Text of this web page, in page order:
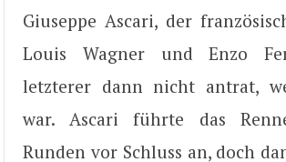
Giuseppe Ascari, der
Louis Wagner und Enzo
letzterer dann nicht antrat,
war. Ascari führte das
Runden vor Schluss an, doch